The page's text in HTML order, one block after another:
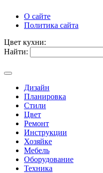
О сайте
Политика сайта
Цвет кухни:
Найти:
Дизайн
Планировка
Стили
Цвет
Ремонт
Инструкции
Хозяйке
Мебель
Оборудование
Техника